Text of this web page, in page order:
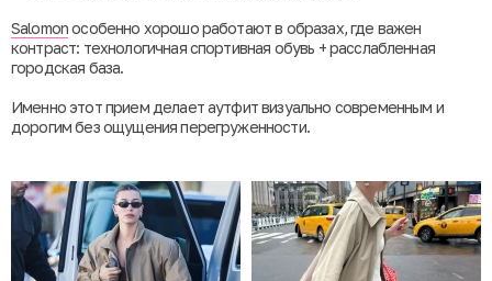
Salomonособенно хорошо работают в образах, где важен
контраст: технологичная спортивная обувь + расслабленная
городская база.
Именно этот прием делает аутфит визуально современным и
дорогим без ощущения перегруженности.